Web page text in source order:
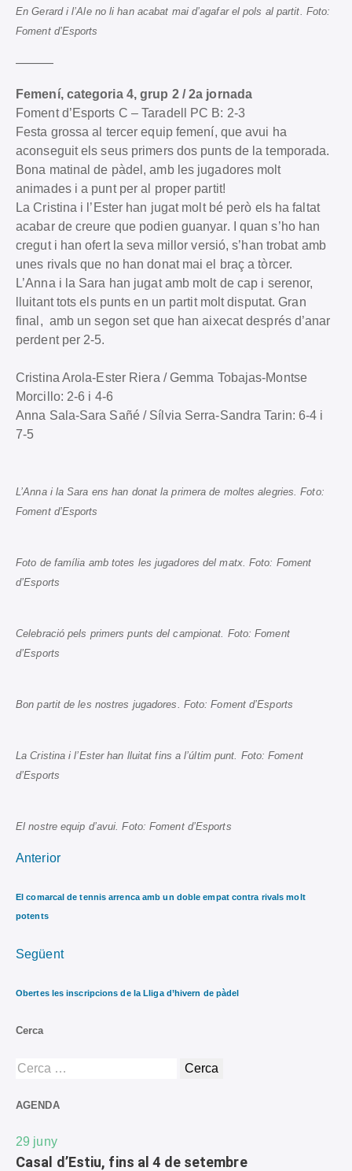
En Gerard i l’Ale no li han acabat mai d’agafar el pols al partit. Foto:
Foment d’Esports
———
Femení, categoria 4, grup 2 / 2a jornada
Foment d’Esports C – Taradell PC B: 2-3
Festa grossa al tercer equip femení, que avui ha
aconseguit els seus primers dos punts de la temporada.
Bona matinal de pàdel, amb les jugadores molt
animades i a punt per al proper partit!
La Cristina i l’Ester han jugat molt bé però els ha faltat
acabar de creure que podien guanyar. I quan s’ho han
cregut i han ofert la seva millor versió, s’han trobat amb
unes rivals que no han donat mai el braç a tòrcer.
L’Anna i la Sara han jugat amb molt de cap i serenor,
lluitant tots els punts en un partit molt disputat. Gran
final, amb un segon set que han aixecat després d’anar
perdent per 2-5.
Cristina Arola-Ester Riera / Gemma Tobajas-Montse
Morcillo: 2-6 i 4-6
Anna Sala-Sara Sañé / Sílvia Serra-Sandra Tarin: 6-4 i
7-5
L’Anna i la Sara ens han donat la primera de moltes alegries. Foto:
Foment d’Esports
Foto de família amb totes les jugadores del matx. Foto: Foment
d’Esports
Celebració pels primers punts del campionat. Foto: Foment
d’Esports
Bon partit de les nostres jugadores. Foto: Foment d’Esports
La Cristina i l’Ester han lluitat fins a l’últim punt. Foto: Foment
d’Esports
El nostre equip d’avui. Foto: Foment d’Esports
Anterior
El comarcal de tennis arrenca amb un doble empat contra rivals molt
potents
Següent
Obertes les inscripcions de la Lliga d’hivern de pàdel
Cerca
AGENDA
29 juny
Casal d’Estiu, fins al 4 de setembre